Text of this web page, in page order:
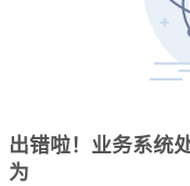
出错啦！业务系统
为